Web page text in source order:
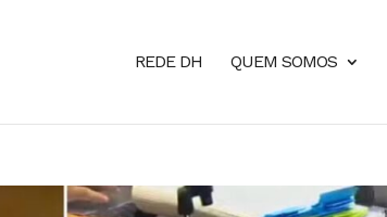
REDE DH QUEM SOMOS